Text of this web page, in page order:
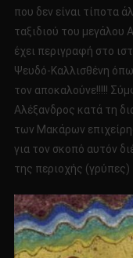
που δεν είναι τίποτα
ταξιδιού του
έχει περιγραφή στο
Ψευδό-Καλλισθένη
τον αποκαλούνε!!!!!
Αλέξανδρος κατά τη
των Μακάρων
για τον σκοπό αυτόν
της περιοχής (γρύπες)